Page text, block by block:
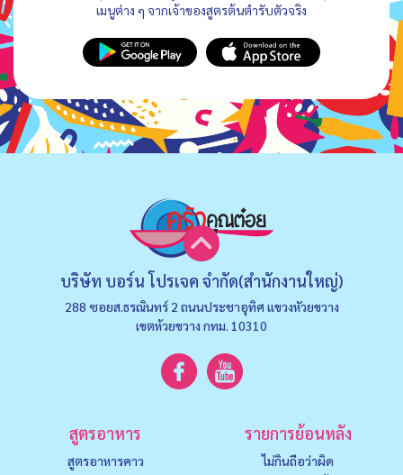
เมนูต่าง ๆ จากเจ้าของสูตรต้นตำรับตัวจริง
บริษัท บอร์น โปรเจค จำกัด(สำนักงานใหญ่)
288 ซอยส.ธรณินทร์ 2 ถนนประชาอุทิศ แขวงหัวยขวาง
เขตห้วยขวาง กทม. 10310
สูตรอาหาร
สูตรอาหารคาว
รายการย้อนหลัง
ไม่กินถือว่าผิด